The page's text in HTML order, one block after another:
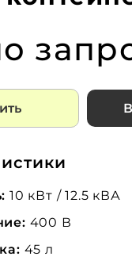
10 кВт / 12.5 кВА
400 В
45 л